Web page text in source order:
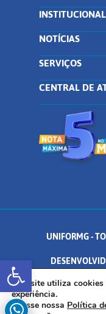
Abrir a
INSTITUCIONAL
NOTÍCIAS
SERVIÇOS
CENTRAL DE
UNIFORMG -
AV. DR. ARNALDO DE
Este site utiliza
experiência.
Acesse nossa Política